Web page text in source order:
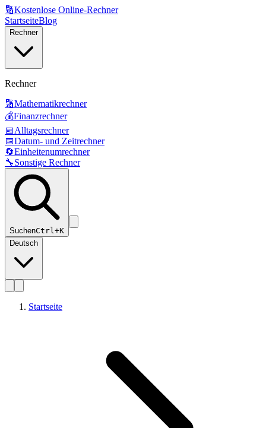
🔢Kostenlose Online-Rechner
StartseiteBlog
Rechner
Rechner
🔢Mathematikrechner
💰Finanzrechner
📅Alltagsrechner
📅Datum- und Zeitrechner
🔄Einheitenumrechner
🔧Sonstige Rechner
SuchenCtrl+K
Deutsch
Startseite